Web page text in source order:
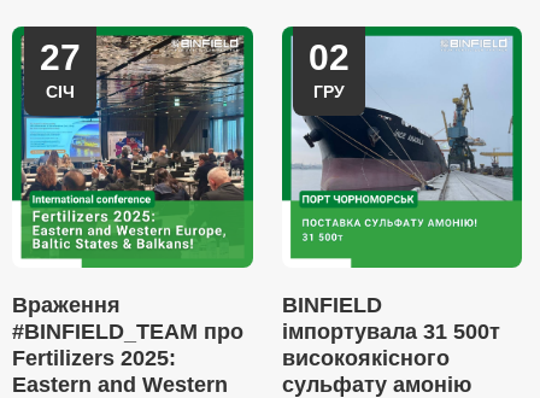
27
СІЧ
Враження
#BINFIELD_TEAM про
Fertilizers 2025:
Eastern and Western
02
ГРУ
BINFIELD
імпортувала 31 500т
високоякісного
сульфату амонію